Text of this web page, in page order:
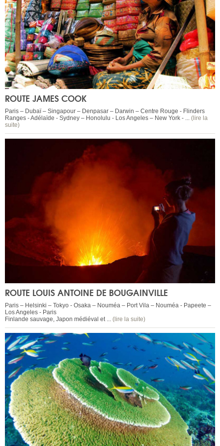
ROUTE JAMES COOK
Paris – Dubaï – Singapour – Denpasar – Darwin – Centre Rouge - Flinders
Ranges - Adélaïde - Sydney – Honolulu - Los Angeles – New York - ... (lire la
suite)
ROUTE LOUIS ANTOINE DE BOUGAINVILLE
Paris – Helsinki – Tokyo - Osaka – Nouméa – Port Vila – Nouméa - Papeete –
Los Angeles - Paris
Finlande sauvage, Japon médiéval et ... (lire la suite)